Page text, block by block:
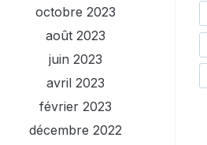
octobre 2023
août 2023
juin 2023
avril 2023
février 2023
décembre 2022